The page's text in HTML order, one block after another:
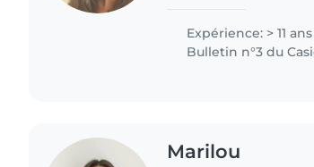
scolaire,..
Expérience: > 11 ans
Bulletin n°3 du
Marilou